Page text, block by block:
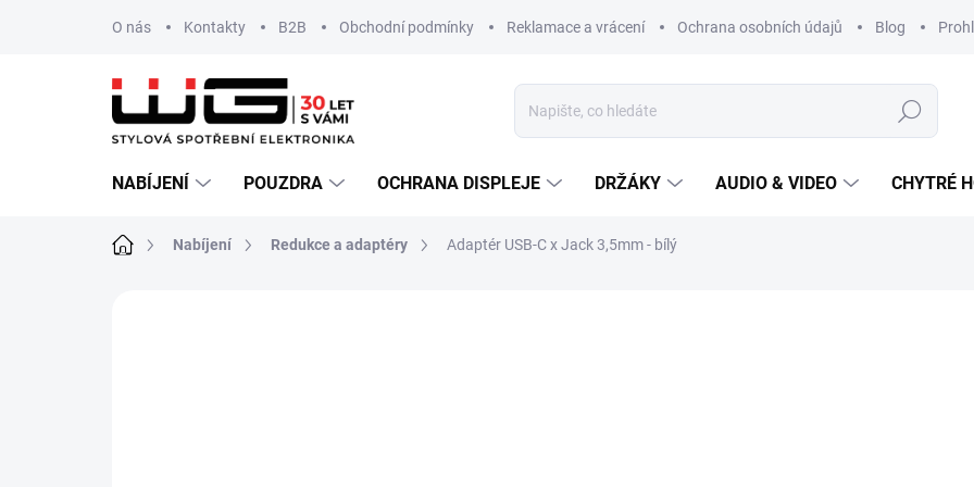
O nás Kontakty B2B Obchodní podmínky Reklamace a vrácení Ochrana osobních údajů Blog
Hledat
NABÍJENÍ POUZDRA OCHRANA DISPLEJE DRŽÁKY AUDIO & VIDEO CHYTRÉ
Domů Nabíjení Redukce a adaptéry Adaptér USB-C x Jack 3,5mm - bílý